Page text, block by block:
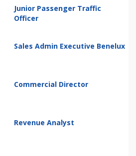
Junior Passenger Traffic
Officer
Sales Admin Executive Benelux
Commercial Director
Revenue Analyst